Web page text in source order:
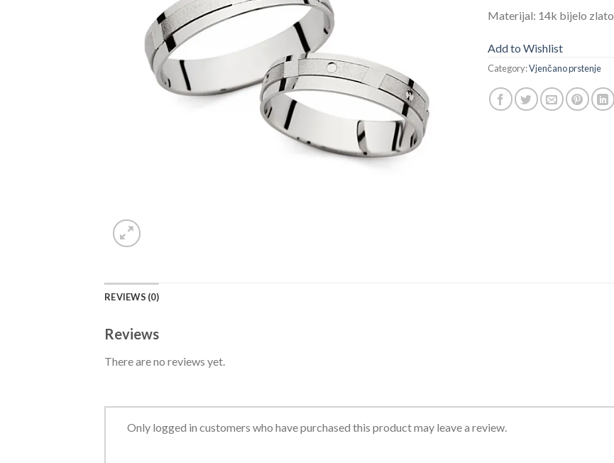
Materijal: 14k bijelo zlato
Add to Wishlist
Category:Vjenčano prstenje
REVIEWS (0)
Reviews
There are no reviews yet.
Only logged in customers who have purchased this product may leave a review.